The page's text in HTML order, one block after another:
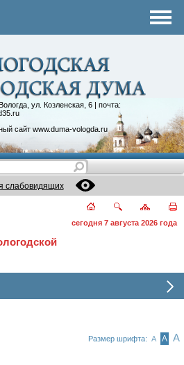
ул. Козленская, 6 | почта:
сайт www.duma-vologda.ru
объединения
слабовидящих
сегодня 7 августа 2026 года
Размер шрифта: А А А